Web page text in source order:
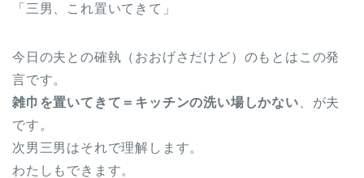
「三男、これ置いてきて」
今日の夫との確執（おおげさだけど）のもとはこの発
言です。
雑巾を置いてきて＝キッチンの洗い場しかない 、が夫
です。
次男三男はそれで理解します。
わたしもできます。